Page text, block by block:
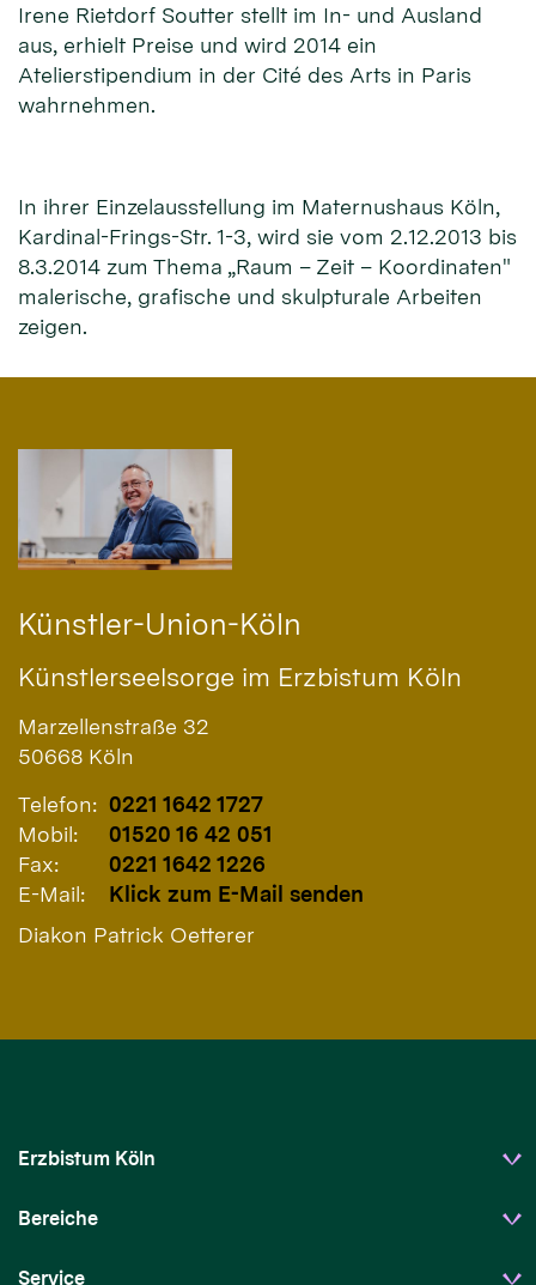
Irene Rietdorf Soutter stellt im In- und Ausland
aus, erhielt Preise und wird 2014 ein
Atelierstipendium in der Cité des Arts in Paris
wahrnehmen.
In ihrer Einzelausstellung im Maternushaus Köln,
Kardinal-Frings-Str. 1-3, wird sie vom 2.12.2013 bis
8.3.2014 zum Thema „Raum – Zeit – Koordinaten"
malerische, grafische und skulpturale Arbeiten
zeigen.
Künstler-Union-Köln
Künstlerseelsorge im Erzbistum Köln
Marzellenstraße 32
50668 Köln
Telefon: 0221 1642 1727
Mobil:
01520 16 42 051
Fax:
0221 1642 1226
E-Mail:
Klick zum E-Mail senden
Diakon Patrick Oetterer
Erzbistum Köln
Bereiche
Service